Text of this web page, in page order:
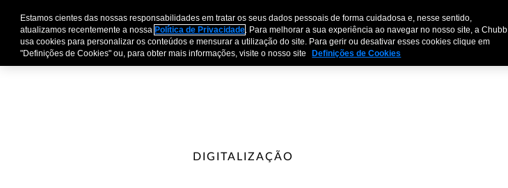
DIGITALIZAÇÃO
Estamos cientes das nossas responsabilidades em tratar os seus dados pessoais de forma cuidadosa e, nesse sentido,
atualizamos recentemente a nossa Política de Privacidade. Para melhorar a sua experiência ao navegar no nosso site, a Chubb
usa cookies para personalizar os conteúdos e mensurar a utilização do site. Para gerir ou desativar esses cookies clique em
"Definições de Cookies" ou, para obter mais informações, visite o nosso site
Definições de Cookies